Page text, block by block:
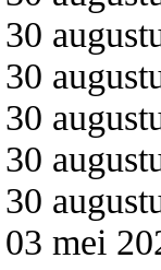
30
30
30
30
30
03 mei